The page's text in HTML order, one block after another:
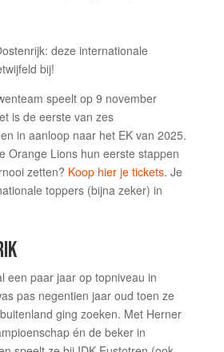
speelt op 9 november
is de eerste van zes
in aanloop naar het EK van 2025.
Orange Lions hun eerste stappen
zetten? Koop hier je tickets. Je
toppers (bijna zeker) in
een paar jaar op topniveau in
pas negentien jaar oud toen ze
ging zoeken. Met Herner
én de beker in